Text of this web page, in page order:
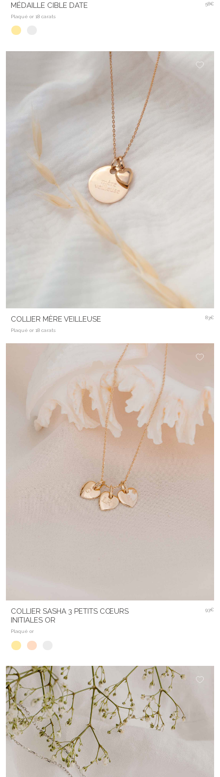
MÉDAILLE CIBLE DATE
Plaqué or 18 carats
58€
COLLIER MÈRE VEILLEUSE
Plaqué or 18 carats
83€
COLLIER SASHA 3 PETITS CŒURS
INITIALES OR
Plaqué or
93€